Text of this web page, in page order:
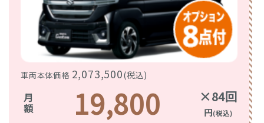
車両本体価格 2,073,500(税込)
月額 19,800 ×84回
円(税込)